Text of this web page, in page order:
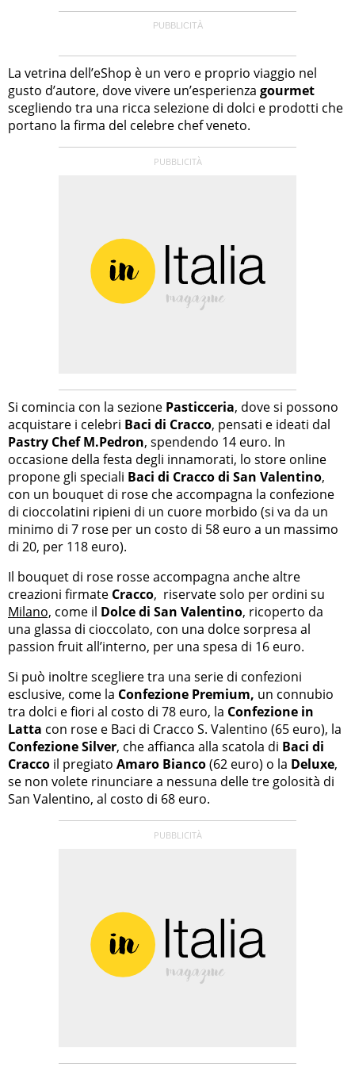
La vetrina dell’eShop è un vero e proprio viaggio nel
gusto d’autore, dove vivere un’esperienza gourmet
scegliendo tra una ricca selezione di dolci e prodotti che
portano la firma del celebre chef veneto.
Si comincia con la sezione Pasticceria, dove si possono
acquistare i celebri Baci di Cracco, pensati e ideati dal
Pastry Chef M.Pedron, spendendo 14 euro. In
occasione della festa degli innamorati, lo store online
propone gli speciali Baci di Cracco di San Valentino,
con un bouquet di rose che accompagna la confezione
di cioccolatini ripieni di un cuore morbido (si va da un
minimo di 7 rose per un costo di 58 euro a un massimo
di 20, per 118 euro).
Il bouquet di rose rosse accompagna anche altre
creazioni firmate Cracco, riservate solo per ordini su
Milano, come il Dolce di San Valentino, ricoperto da
una glassa di cioccolato, con una dolce sorpresa al
passion fruit all’interno, per una spesa di 16 euro.
Si può inoltre scegliere tra una serie di confezioni
esclusive, come la Confezione Premium, un connubio
tra dolci e fiori al costo di 78 euro, la Confezione in
Latta con rose e Baci di Cracco S. Valentino (65 euro), la
Confezione Silver, che affianca alla scatola di Baci di
Cracco il pregiato Amaro Bianco(62 euro) o la Deluxe,
se non volete rinunciare a nessuna delle tre golosità di
San Valentino, al costo di 68 euro.